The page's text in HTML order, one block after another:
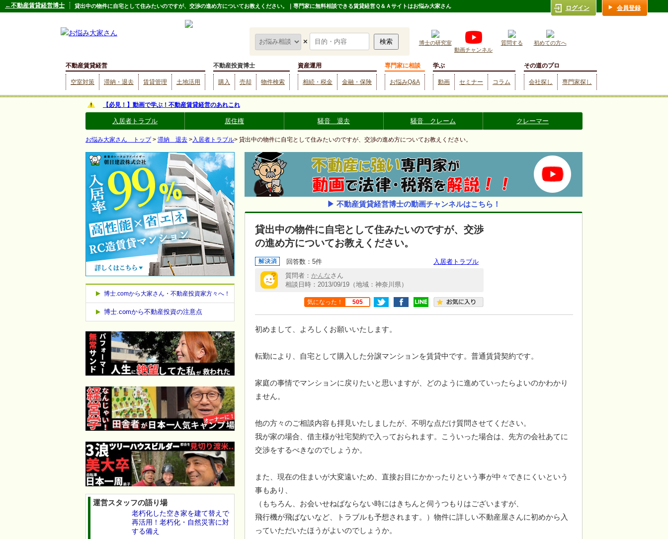
貸出中の物件に自宅として住みたいのですが、交渉の進め方についてお教えください。｜専門家に無料相談できる賃貸経営Ｑ＆Ａサイトはお悩み大家さん
×
博士の研究室
動画チャンネル
質問する 初めての方へ
不動産賃貸経営
空室対策 滞納・退去 賃貸管理 土地活用
不動産投資博士
購入 売却 物件検索
資産運用
相続・税金 金融・保険
専門家に相談
お悩みQ&A
学ぶ
動画 セミナー コラム
その道のプロ
会社探し 専門家探し
←不動産賃貸経営博士 ログイン 会員登録
【必見！】動画で学ぶ！不動産賃貸経営のあれこれ
入居者トラブル 居住権 騒音 退去 騒音 クレーム クレーマー
お悩み大家さん トップ> 滞納 退去 >入居者トラブル> 貸出中の物件に自宅として住みたいのですが、交渉の進め方についてお教えください。
▶ 不動産賃貸経営博士の動画チャンネルはこちら！
貸出中の物件に自宅として住みたいのですが、交渉
の進め方についてお教えください。
回答数：5件
入居者トラブル
質問者： かんなさん
相談日時：2013/09/19（地域：神奈川県）
気になった！ 505
初めまして、よろしくお願いいたします。
転勤により、自宅として購入した分譲マンションを賃貸中です。普通賃貸契約です。
家庭の事情でマンションに戻りたいと思いますが、どのように進めていったらよいのかわかり
ません。
他の方々のご相談内容も拝見いたしましたが、不明な点だけ質問させてください。
我が家の場合、借主様が社宅契約で入っておられます。こういった場合は、先方の会社あてに
交渉をするべきなのでしょうか。
また、現在の住まいが大変遠いため、直接お目にかかったりという事が中々できにくいという
事もあり、
（もちろん、お会いせねばならない時にはきちんと伺うつもりはございますが、
飛行機が飛ばないなど、トラブルも予想されます。）物件に詳しい不動産屋さんに初めから入
っていただいたほうがよいのでしょうか。
博士.comから大家さん・不動産投資家方々へ！
博士.comから不動産投資の注意点
運営スタッフの語り場
老朽化した空き家を建て替えで
再活用！老朽化・自然災害に対
する備え